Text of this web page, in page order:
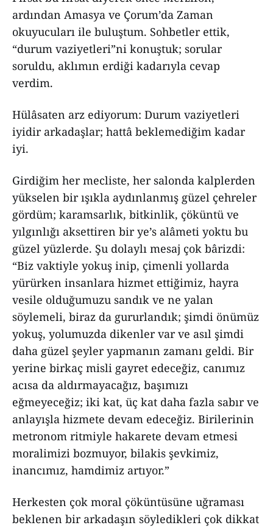
ardından Amasya ve Çorum’da Zaman
okuyucuları ile buluştum. Sohbetler ettik,
“durum vaziyetleri”ni konuştuk; sorular
soruldu, aklımın erdiği kadarıyla cevap
verdim.
Hülâsaten arz ediyorum: Durum vaziyetleri
iyidir arkadaşlar; hattâ beklemediğim kadar
iyi.
Girdiğim her mecliste, her salonda kalplerden
yükselen bir ışıkla aydınlanmış güzel çehreler
gördüm; karamsarlık, bitkinlik, çöküntü ve
yılgınlığı aksettiren bir ye’s alâmeti yoktu bu
güzel yüzlerde. Şu dolaylı mesaj çok bârizdi:
“Biz vaktiyle yokuş inip, çimenli yollarda
yürürken insanlara hizmet ettiğimiz, hayra
vesile olduğumuzu sandık ve ne yalan
söylemeli, biraz da gururlandık; şimdi önümüz
yokuş, yolumuzda dikenler var ve asıl şimdi
daha güzel şeyler yapmanın zamanı geldi. Bir
yerine birkaç misli gayret edeceğiz, canımız
acısa da aldırmayacağız, başımızı
eğmeyeceğiz; iki kat, üç kat daha fazla sabır ve
anlayışla hizmete devam edeceğiz. Birilerinin
metronom ritmiyle hakarete devam etmesi
moralimizi bozmuyor, bilakis şevkimiz,
inancımız, hamdimiz artıyor.”
Herkesten çok moral çöküntüsüne uğraması
beklenen bir arkadaşın söyledikleri çok dikkat